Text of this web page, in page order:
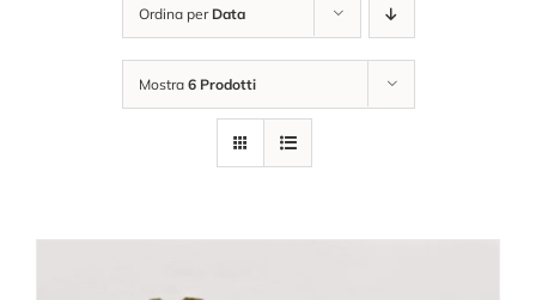
Ordina per Data
Mostra 6 Prodotti